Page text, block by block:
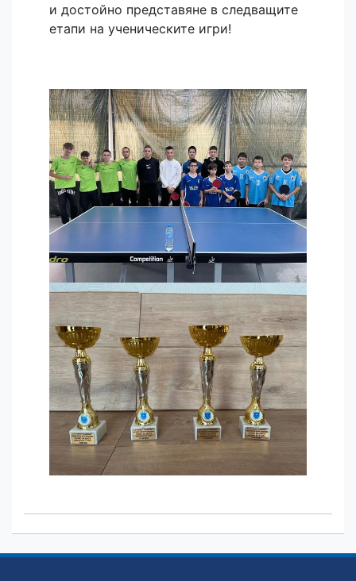
и достойно представяне в следващите
етапи на ученическите игри!